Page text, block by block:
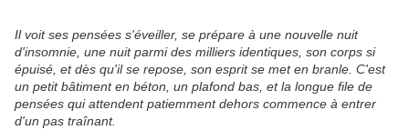
Il voit ses pensées s'éveiller, se prépare à une nouvelle nuit
d'insomnie, une nuit parmi des milliers identiques, son corps si
épuisé, et dès qu'il se repose, son esprit se met en branle. C'est
un petit bâtiment en béton, un plafond bas, et la longue file de
pensées qui attendent patiemment dehors commence à entrer
d'un pas traînant.